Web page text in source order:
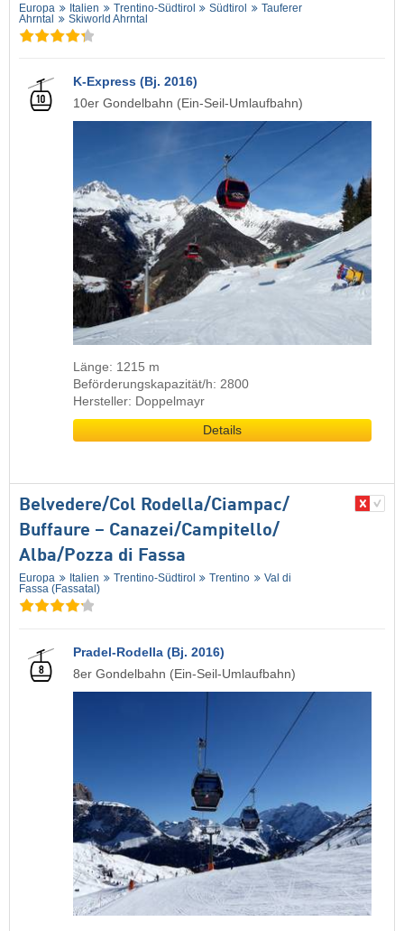
Europa Italien Trentino-Südtirol Südtirol
Tauferer
Ahrntal
Skiworld Ahrntal
K-Express (Bj. 2016)
10er Gondelbahn (Ein-Seil-Umlaufbahn)
Länge: 1215 m
Beförderungskapazität/h: 2800
Hersteller: Doppelmayr
Details
Belvedere/​Col Rodella/​Ciampac/​
Buffaure – Canazei/​Campitello/​
Alba/​Pozza di Fassa
Europa Italien Trentino-Südtirol Trentino
Val di
Fassa (Fassatal)
Pradel-Rodella (Bj. 2016)
8er Gondelbahn (Ein-Seil-Umlaufbahn)